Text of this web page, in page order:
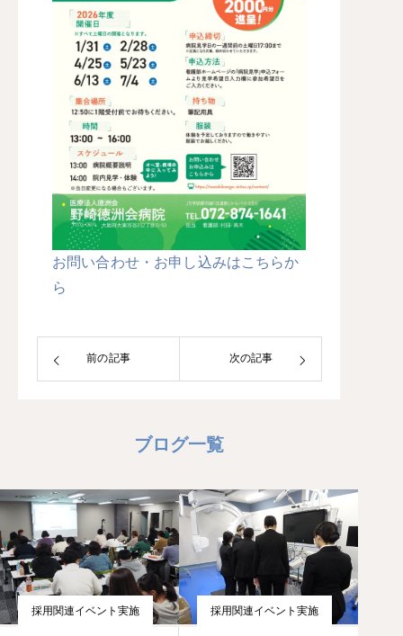
お問い合わせ・お申し込みはこちらか
ら
前の記事 次の記事
ブログ一覧
採用関連イベント実施 採用関連イベント実施
看護部情報